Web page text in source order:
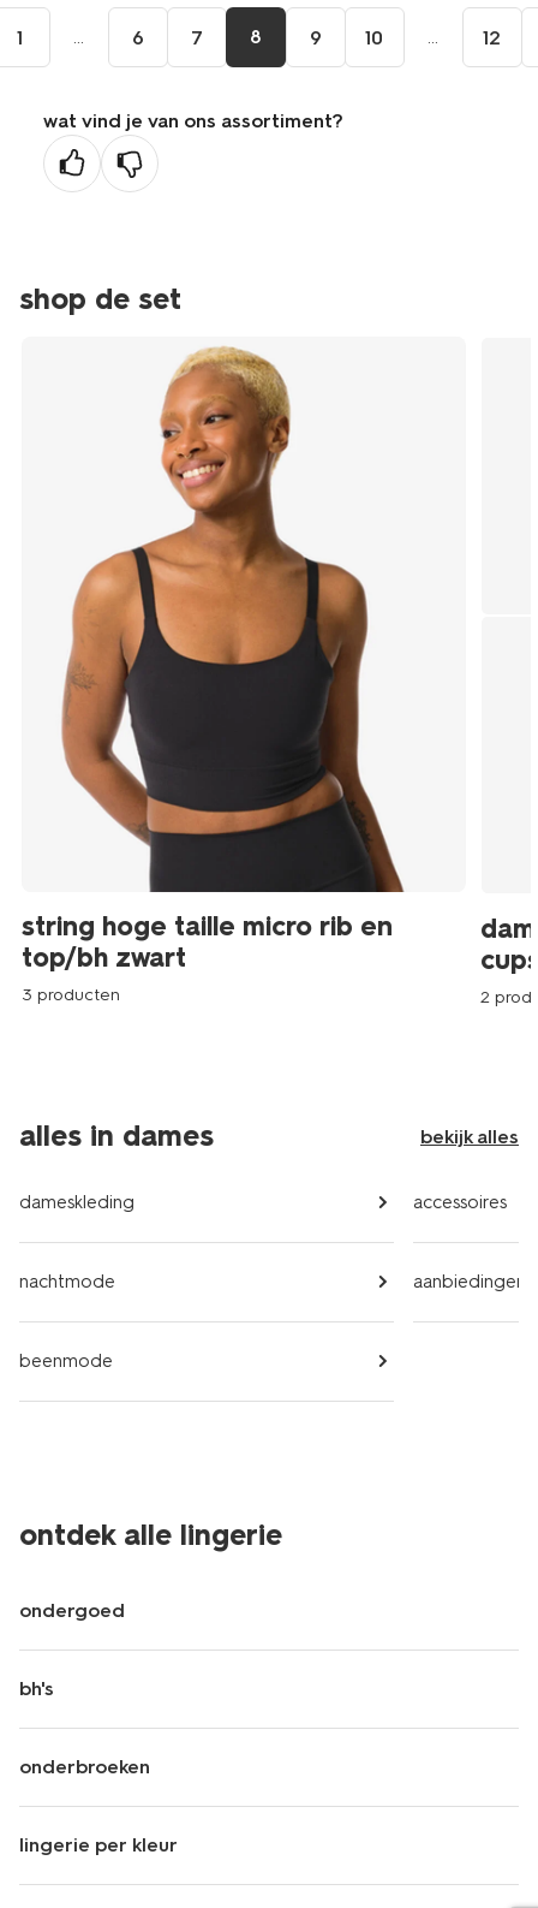
1 ... 6 7 8 9 10 ... 12
wat vind je van ons assortiment?
shop de set
string hoge taille micro rib en
top/bh zwart
3 producten 2
alles in dames bekijk alles
dameskleding
nachtmode
beenmode
accessoires
aanbiedingen
ontdek alle lingerie
ondergoed
bh's
onderbroeken
lingerie per kleur